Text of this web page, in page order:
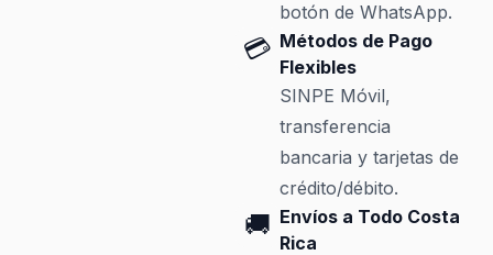
botón de WhatsApp.
💳 Métodos de Pago
Flexibles
SINPE Móvil,
transferencia
bancaria y tarjetas de
crédito/débito.
🚚 Envíos a Todo Costa
Rica